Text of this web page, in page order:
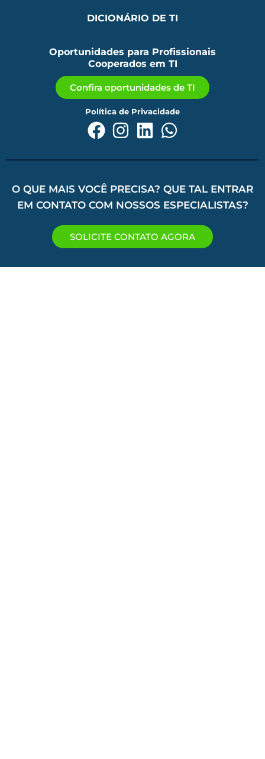
DICIONÁRIO DE TI
Oportunidades para Profissionais
Cooperados em TI
Confira oportunidades de TI
Política de Privacidade
O QUE MAIS VOCÊ PRECISA? QUE TAL ENTRAR
EM CONTATO COM NOSSOS ESPECIALISTAS?
SOLICITE CONTATO AGORA